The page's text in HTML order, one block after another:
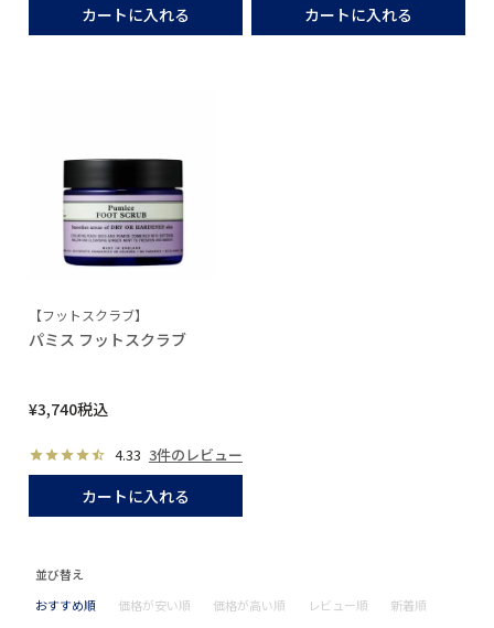
カートに入れる カートに入れる
【フットスクラブ】
パミス フットスクラブ
¥3,740税込
4.33 3件のレビュー
カートに入れる
並び替え
おすすめ順
価格が安い順 価格が高い順 レビュー順 新着順